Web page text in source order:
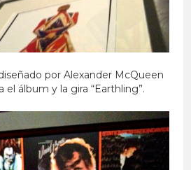
por Alexander McQueen
el álbum y la gira “Earthling”.